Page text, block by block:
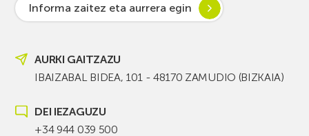
Informa zaitez eta aurrera egin
AURKI GAITZAZU
IBAIZABAL BIDEA, 101 - 48170 ZAMUDIO (BIZKAIA)
DEI IEZAGUZU
+34 944 039 500